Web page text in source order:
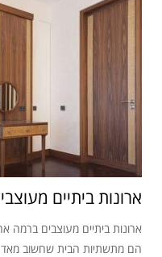
ארונות ביתיים
ארונות ביתיים מעוצבים ברמה
הם מתשתיות הבית שחשוב מאד